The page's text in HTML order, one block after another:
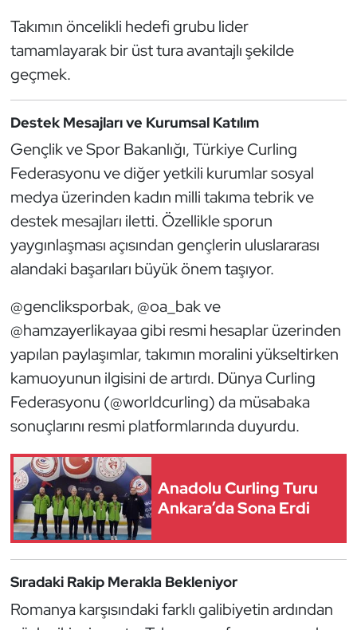
Takımın öncelikli hedefi grubu lider
tamamlayarak bir üst tura avantajlı şekilde
geçmek.
Destek Mesajları ve Kurumsal Katılım
Gençlik ve Spor Bakanlığı, Türkiye Curling
Federasyonu ve diğer yetkili kurumlar sosyal
medya üzerinden kadın milli takıma tebrik ve
destek mesajları iletti. Özellikle sporun
yaygınlaşması açısından gençlerin uluslararası
alandaki başarıları büyük önem taşıyor.
@gencliksporbak, @oa_bak ve
@hamzayerlikayaa gibi resmi hesaplar üzerinden
yapılan paylaşımlar, takımın moralini yükseltirken
kamuoyunun ilgisini de artırdı. Dünya Curling
Federasyonu (@worldcurling) da müsabaka
sonuçlarını resmi platformlarında duyurdu.
Anadolu Curling Turu
Ankara’da Sona Erdi
Sıradaki Rakip Merakla Bekleniyor
Romanya karşısındaki farklı galibiyetin ardından
Masa Tenisi
Motor Sporları
Muay Thai
Okçuluk
Optimist
Oryantiring
Özel Sporcular
Paralimpik
Ragbi
Satranç
Su Topu
Sualtı Sporları
Tekvando
Tenis